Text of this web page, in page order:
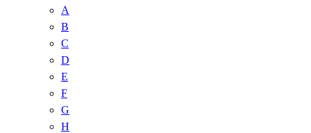
A
B
C
D
E
F
G
H